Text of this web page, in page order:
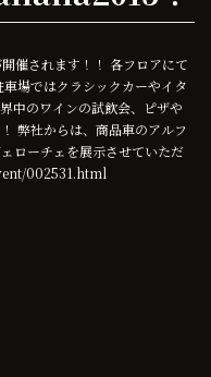
催されます！！ 各フロアにて
場ではクラシックカーやイタ
中のワインの試飲会、ピザや
弊社からは、商品車のアルフ
ローチェを展示させていただ
002531.html